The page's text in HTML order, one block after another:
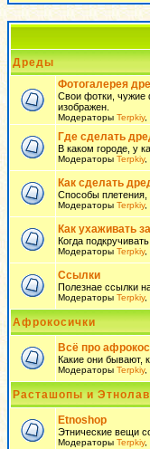
Дреды
Фотогалерея
Свои фотки, чужие
изображен.
Модераторы Terpkiy,
Где сделать
В каком городе, у
Модераторы Terpkiy,
Как сделать
Способы плетения,
Модераторы Terpkiy,
Как ухаживать
Когда
Модераторы Terpkiy,
Ссылки
Полезнае ссылки
Модераторы Terpkiy,
Афрокосички
Всё про
Какие они бывают,
Модераторы Terpkiy,
Расташопы и
Etnoshop
Этнические вещи
Модераторы Terpkiy,